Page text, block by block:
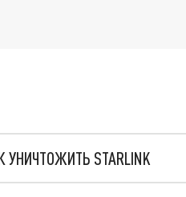
STARLINK